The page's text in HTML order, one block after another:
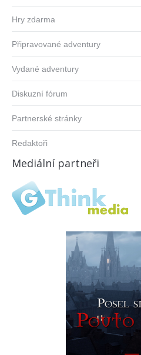
Hry zdarma
Připravované adventury
Vydané adventury
Diskuzní fórum
Partnerské stránky
Redaktoři
Mediální partneři